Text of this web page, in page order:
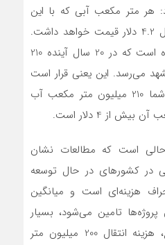
هر متر مکعب آبی که با این
روش به مشهد برسد، حداقل 4.2 دلار قیمت خواهد داشت.
در چشم‌انداز این پروژه آمده است که در 20 سال آینده 210
می‌رسد. این یعنی قرار است
عده‌ای برای 20 سال آینده شما 210 میلیون متر مکعب آب
از 4 دلار است.
حالی است که مطالعات نشان
در کشورهای در حال توسعه
هزینه‌ای است و میانگین
تامین می‌شود، بسیار
گران‌تر خواهد بود. در واقع، هزینه انتقال 200 میلیون متر